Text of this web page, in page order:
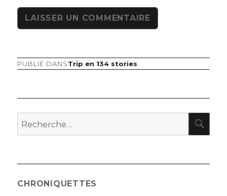
Navigation
l’article
PUBLIÉ DANSTrip en 134 stories
Recherche
pour
CHRONIQUETTES